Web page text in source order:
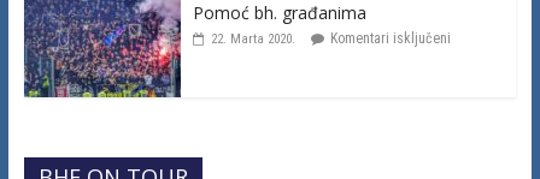
Pomoć bh. građanima
22. Marta 2020. Komentari isključeni